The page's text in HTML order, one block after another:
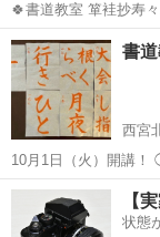
🍀書道教室 箪袿抄寿々莉・筆の会 〜筆の会
駅すぐの学習施設にて活動する 市民学習グルー
兵庫 西宮市
書
西宮
10月1日（火）開講！ ◯基礎からしっかり学べます 書写の教科書に
準拠したお手本で、
す 筆・紙・下敷き
◯希望...
兵庫 西宮市
【
状態